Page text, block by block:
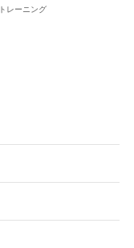
トレーニング